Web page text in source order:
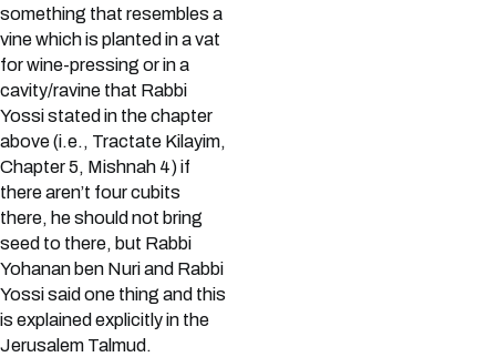
something that resembles a
vine which is planted in a vat
for wine-pressing or in a
cavity/ravine that Rabbi
Yossi stated in the chapter
above (i.e., Tractate Kilayim,
Chapter 5, Mishnah 4) if
there aren’t four cubits
there, he should not bring
seed to there, but Rabbi
Yohanan ben Nuri and Rabbi
Yossi said one thing and this
is explained explicitly in the
Jerusalem Talmud.